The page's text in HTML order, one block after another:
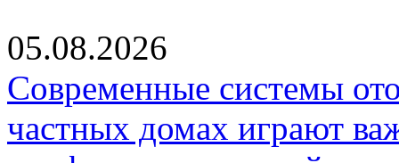
05.08.2026
Современные системы
частных домах играют